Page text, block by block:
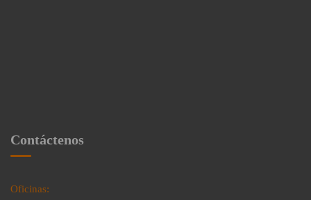
Contáctenos
Oficinas: